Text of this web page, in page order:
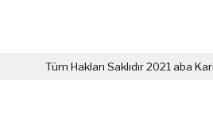
Tüm Hakları Saklıdır 2021 aba